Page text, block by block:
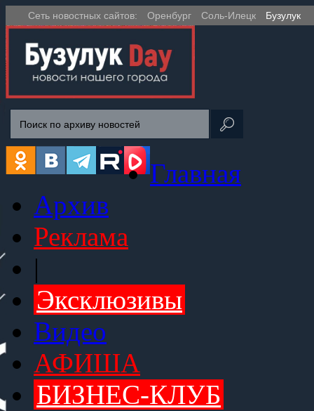
Сеть новостных сайтов: Оренбург Соль-Илецк Бузулук
Главная
Архив
Реклама
|
Эксклюзивы
Видео
АФИША
БИЗНЕС-КЛУБ